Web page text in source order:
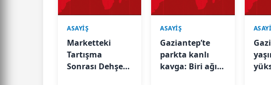
ASAYİŞ
Marketteki
Tartışma
Sonrası Dehşet!
ASAYİŞ
Gaziantep’te
parkta kanlı
kavga: Biri ağır